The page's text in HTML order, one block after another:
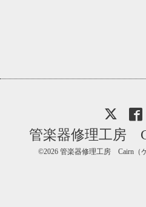
管楽器修理工房
©2026 管楽器修理工房 Cairn（ケ